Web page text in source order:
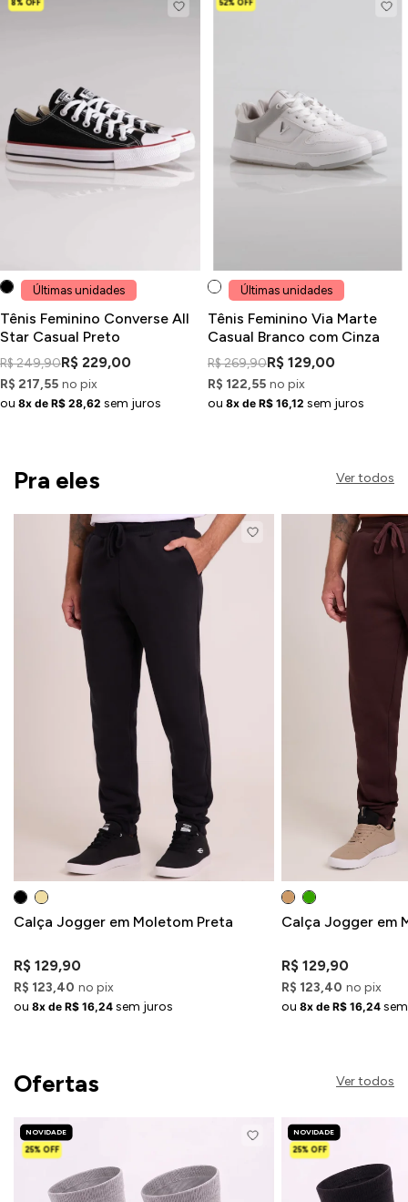
8% OFF
Últimas unidades
Tênis Feminino Converse All
Star Casual Preto
R$ 249,90R$ 229,00
R$ 217,55 no pix
ou 8x de R$ 28,62 sem juros
52% OFF
Últimas unidades
Tênis Feminino Via Marte
Casual Branco com Cinza
R$ 269,90R$ 129,00
R$ 122,55 no pix
ou 8x de R$ 16,12 sem juros
Pra eles Ver todos
Calça Jogger em Moletom Preta
R$ 129,90
R$ 123,40 no pix
ou 8x de R$ 16,24 sem juros
Calça Jogger em
R$ 129,90
R$ 123,40 no pix
ou 8x de R$ 16,24
Ofertas Ver todos
NOVIDADE
25% OFF
NOVIDADE
25% OFF